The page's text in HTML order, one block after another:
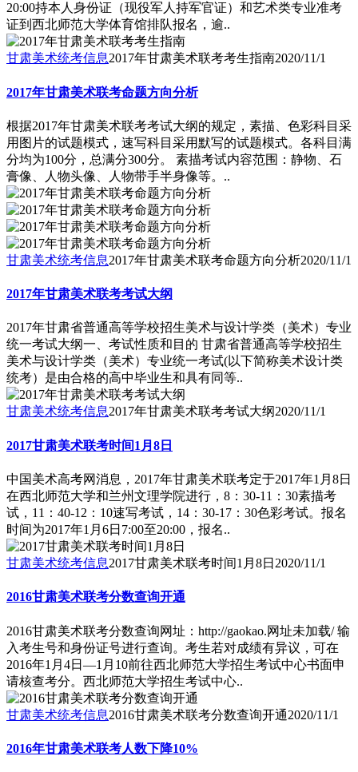
20:00持本人身份证（现役军人持军官证）和艺术类专业准考
证到西北师范大学体育馆排队报名，逾..
甘肃美术统考信息2017年甘肃美术联考考生指南2020/11/1
2017年甘肃美术联考命题方向分析
根据2017年甘肃美术联考考试大纲的规定，素描、色彩科目采
用图片的试题模式，速写科目采用默写的试题模式。各科目满
分均为100分，总满分300分。 素描考试内容范围：静物、石
膏像、人物头像、人物带手半身像等。..
甘肃美术统考信息2017年甘肃美术联考命题方向分析2020/11/1
2017年甘肃美术联考考试大纲
2017年甘肃省普通高等学校招生美术与设计学类（美术）专业
统一考试大纲一、考试性质和目的 甘肃省普通高等学校招生
美术与设计学类（美术）专业统一考试(以下简称美术设计类
统考）是由合格的高中毕业生和具有同等..
甘肃美术统考信息2017年甘肃美术联考考试大纲2020/11/1
2017甘肃美术联考时间1月8日
中国美术高考网消息，2017年甘肃美术联考定于2017年1月8日
在西北师范大学和兰州文理学院进行，8：30-11：30素描考
试，11：40-12：10速写考试，14：30-17：30色彩考试。报名
时间为2017年1月6日7:00至20:00，报名..
甘肃美术统考信息2017甘肃美术联考时间1月8日 2020/11/1
2016甘肃美术联考分数查询开通
2016甘肃美术联考分数查询网址：http://gaokao.网址未加载/ 输
入考生号和身份证号进行查询。考生若对成绩有异议，可在
2016年1月4日―1月10前往西北师范大学招生考试中心书面申
请核查考分。西北师范大学招生考试中心..
甘肃美术统考信息2016甘肃美术联考分数查询开通2020/11/1
2016年甘肃美术联考人数下降10%